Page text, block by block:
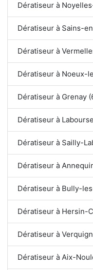
Dératiseur à
Dératiseur à Sains-
Dératiseur à
Dératiseur à Noeux-
Dératiseur à Grenay
Dératiseur à
Dératiseur à Sailly-
Dératiseur à
Dératiseur à Bully-
Dératiseur à Hersin-
Dératiseur à
Dératiseur à Aix-